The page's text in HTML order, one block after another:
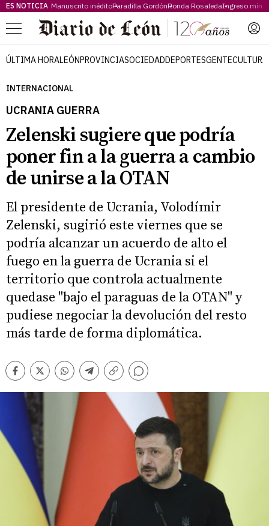
ES NOTICIA Manuscrito inéditoParadilla GordónRonda RosaledaIngreso
Menú
ÚLTIMA HORALEÓNPROVINCIASOCIEDADDEPORTESGENTECULTURA
INTERNACIONAL
UCRANIA GUERRA
Zelenski sugiere que podría
poner fin a la guerra a cambio
de unirse a la OTAN
El presidente de Ucrania, Volodímir
Zelenski, sugirió este viernes que se
podría alcanzar un acuerdo de alto el
fuego en la guerra de Ucrania si el
territorio que controla actualmente
quedase "bajo el paraguas de la OTAN" y
pudiese negociar la devolución del resto
más tarde de forma diplomática.
Facebook
TwitterWhatsappTelegram
Copiar
Comentarios